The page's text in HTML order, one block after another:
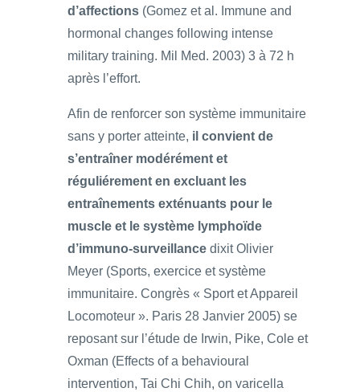
d’affections (Gomez et al. Immune and
hormonal changes following intense
military training. Mil Med. 2003) 3 à 72 h
après l’effort.
Afin de renforcer son système immunitaire
sans y porter atteinte, il convient de
s’entraîner modérément et
réguliérement en excluant les
entraînements exténuants pour le
muscle et le système lymphoïde
d’immuno-surveillance dixit Olivier
Meyer (Sports, exercice et système
immunitaire. Congrès « Sport et Appareil
Locomoteur ». Paris 28 Janvier 2005) se
reposant sur l’étude de Irwin, Pike, Cole et
Oxman (Effects of a behavioural
intervention, Tai Chi Chih, on varicella